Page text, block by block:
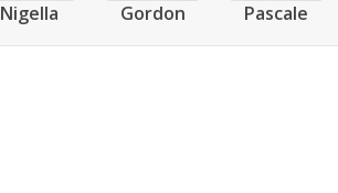
Nigella Gordon Pascale